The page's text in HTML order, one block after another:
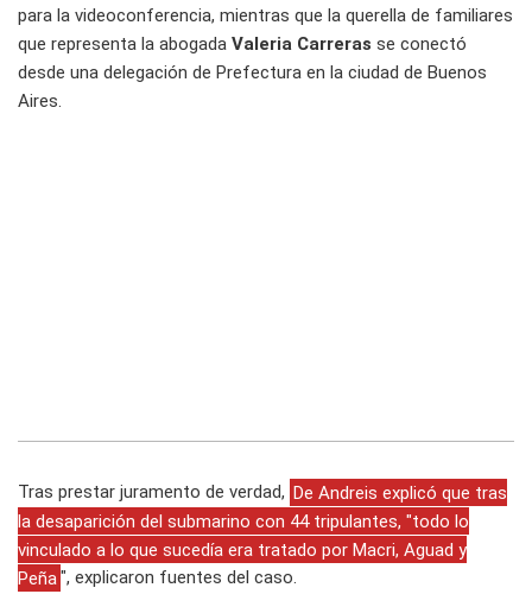
para la videoconferencia, mientras que la querella de familiares
que representa la abogada Valeria Carreras se conectó
desde una delegación de Prefectura en la ciudad de Buenos
Aires.
Tras prestar juramento de verdad, De Andreis explicó que tras
la desaparición del submarino con 44 tripulantes, "todo lo
vinculado a lo que sucedía era tratado por Macri, Aguad y
Peña ", explicaron fuentes del caso.